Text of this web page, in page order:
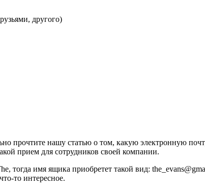
другого)
прочтите нашу статью о том, какую электронную
прием для сотрудников своей компании.
тогда имя ящика приобретет такой вид:
то интересное.